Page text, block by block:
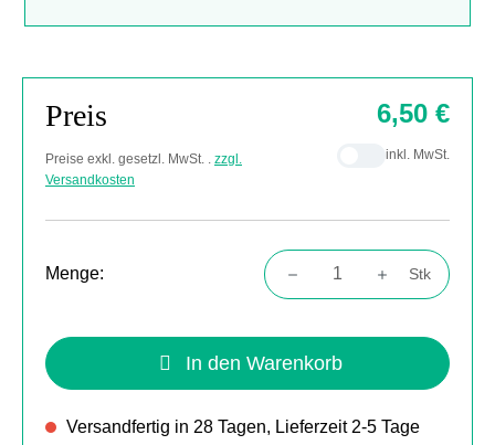
Preis
Preise exkl. gesetzl. MwSt. . zzgl.
Versandkosten
6,50 €
inkl. MwSt.
Menge:
Produkt Anzahl: Gib den gewünschten
Stk
In den Warenkorb
Versandfertig in 28 Tagen, Lieferzeit 2-5 Tage